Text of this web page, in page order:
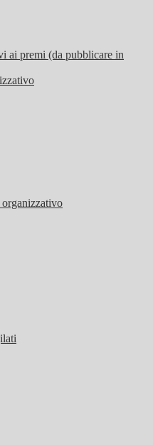
ai premi (da pubblicare in
organizzativo